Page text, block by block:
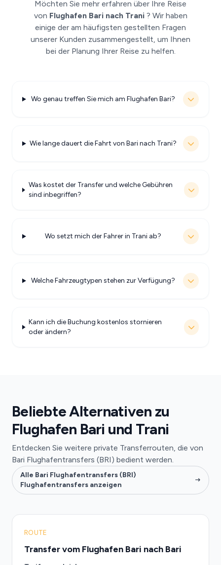
Möchten Sie mehr erfahren über Ihre Reise
von Flughafen Bari nach Trani ? Wir haben
einige der am häufigsten gestellten Fragen
unserer Kunden zusammengestellt, um Ihnen
bei der Planung Ihrer Reise zu helfen.
Wo genau treffen Sie mich am Flughafen Bari?
Wie lange dauert die Fahrt von Bari nach Trani?
Was kostet der Transfer und welche Gebühren
sind inbegriffen?
Wo setzt mich der Fahrer in Trani ab?
Welche Fahrzeugtypen stehen zur Verfügung?
Kann ich die Buchung kostenlos stornieren
oder ändern?
Beliebte Alternativen zu
Flughafen Bari und Trani
Entdecken Sie weitere private Transferrouten, die von
Bari Flughafentransfers (BRI) bedient werden.
Alle Bari Flughafentransfers (BRI)
Flughafentransfers anzeigen
ROUTE
Transfer vom Flughafen Bari nach Bari